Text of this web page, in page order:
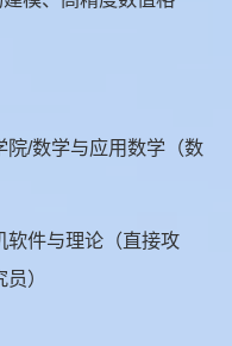
院/数学与应用数学（数
软件与理论（直接攻
）